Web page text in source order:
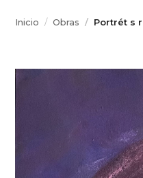
Inicio Obras Portrét s